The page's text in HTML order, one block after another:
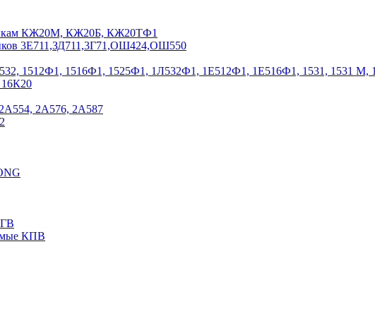
КЖ20М, КЖ20Б, КЖ20ТФ1
3Е711,ЗД711,3Г71,ОШ424,ОШ550
1512Ф1, 1516Ф1, 1525Ф1, 1Л532Ф1, 1Е512Ф1, 1Е516Ф1, 1531, 1531
2А576, 2А587
КПВ